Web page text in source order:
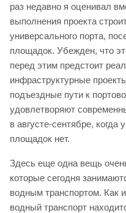
раз недавно я оценивал
выполнения проекта
универсального порта,
площадок. Убежден, что
перед этим предстоит
инфраструктурные
подъездные пути к
удовлетворяют
в августе-сентябре, когда
площадок нет.
Здесь еще одна вещь
которые сегодня
водным транспортом. Как
водный транспорт